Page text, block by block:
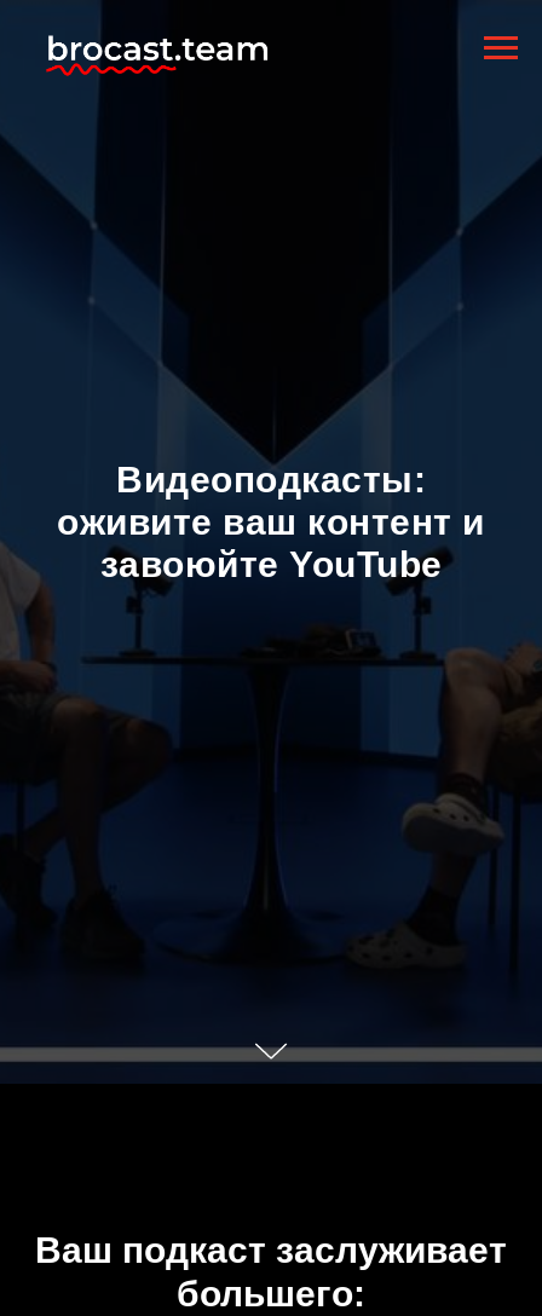
Видеоподкасты:
оживите ваш контент и
завоюйте YouTube
Ваш подкаст заслуживает
большего: